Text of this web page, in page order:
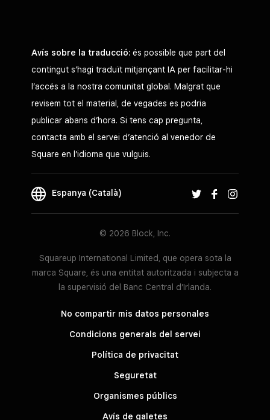
Avís sobre la traducció: és possible que part del
contingut s’hagi traduït mitjançant IA per facilitar-hi
l’accés a la nostra comunitat global. Malgrat que
revisem tot el material, de vegades es podria
publicar abans d’hora. Si tens cap pregunta,
contacta amb el servei d’atenció al venedor de
Square en l’idioma que vulguis.
Espanya (Català)
© 2026 Block, Inc.
Squareup International Limited, que opera sota la
marca Square, és una entitat autoritzada i subjecta a
la supervisió del Banc Central d’Irlanda.
No compartir mis datos personales
Condicions generals del servei
Política de privacitat
Seguretat
Organismes públics
Avís de galetes